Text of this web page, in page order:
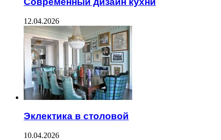
12.04.2026
Эклектика в столовой
10.04.2026